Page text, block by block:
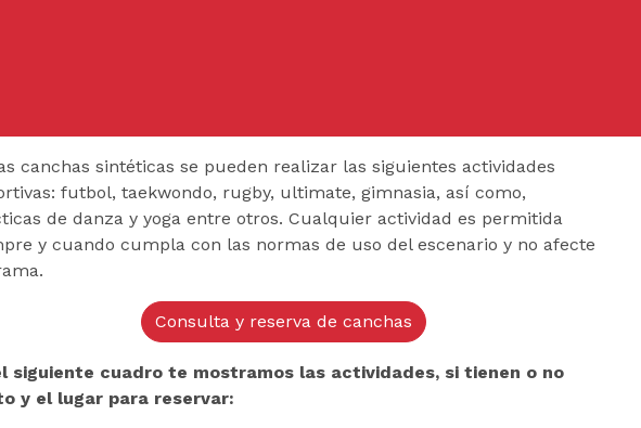
canchas sintéticas se pueden realizar las siguientes actividades
futbol, taekwondo, rugby, ultimate, gimnasia, así como,
de danza y yoga entre otros. Cualquier actividad es permitida
y cuando cumpla con las normas de uso del escenario y no afecte
Consulta y reserva de canchas
siguiente cuadro te mostramos las actividades, si tienen o no
y el lugar para reservar: